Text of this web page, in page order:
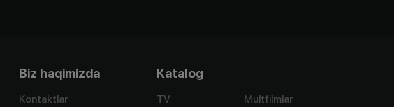
Biz haqimizda
Kontaktlar
Katalog
TV
Multfilmlar